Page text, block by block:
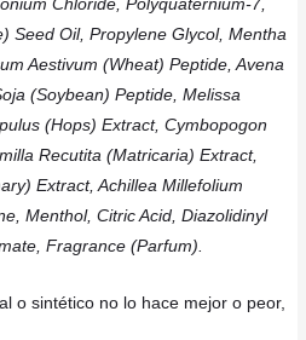
Chloride, Polyquaternium-7,
Seed Oil, Propylene Glycol, Mentha
Aestivum (Wheat) Peptide, Avena
(Soybean) Peptide, Melissa
(Hops) Extract, Cymbopogon
Recutita (Matricaria) Extract,
Extract, Achillea Millefolium
Menthol, Citric Acid, Diazolidinyl
Fragrance (Parfum).
o sintético no lo hace mejor o peor,